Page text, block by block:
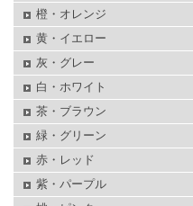
橙・オレンジ
黄・イエロー
灰・グレー
白・ホワイト
茶・ブラウン
緑・グリーン
赤・レッド
紫・パープル